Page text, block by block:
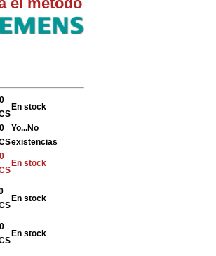
En stock
Yo...No
existencias
En stock
En stock
En stock